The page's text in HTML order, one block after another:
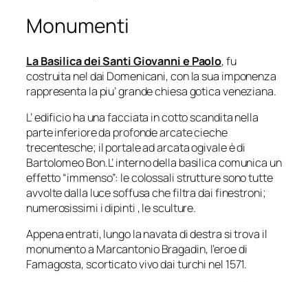
Monumenti
La Basilica dei Santi Giovanni e Paolo, fu
costruita nel dai Domenicani, con la sua imponenza
rappresenta la piu’ grande chiesa gotica veneziana.
L’ edificio ha una facciata in cotto scandita nella
parte inferiore da profonde arcate cieche
trecentesche; il portale ad arcata ogivale è di
Bartolomeo Bon.L’ interno della basilica comunica un
effetto “immenso”: le colossali strutture sono tutte
avvolte dalla luce soffusa che filtra dai finestroni;
numerosissimi i dipinti , le sculture.
Appena entrati, lungo la navata di destra si trova il
monumento a Marcantonio Bragadin, l’eroe di
Famagosta, scorticato vivo dai turchi nel 1571.